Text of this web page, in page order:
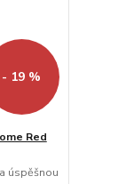
- 19 %
Red
úspěšnou